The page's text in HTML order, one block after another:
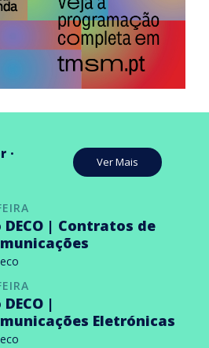
Ver Mais
DECO | Contratos de
|
Eletrónicas